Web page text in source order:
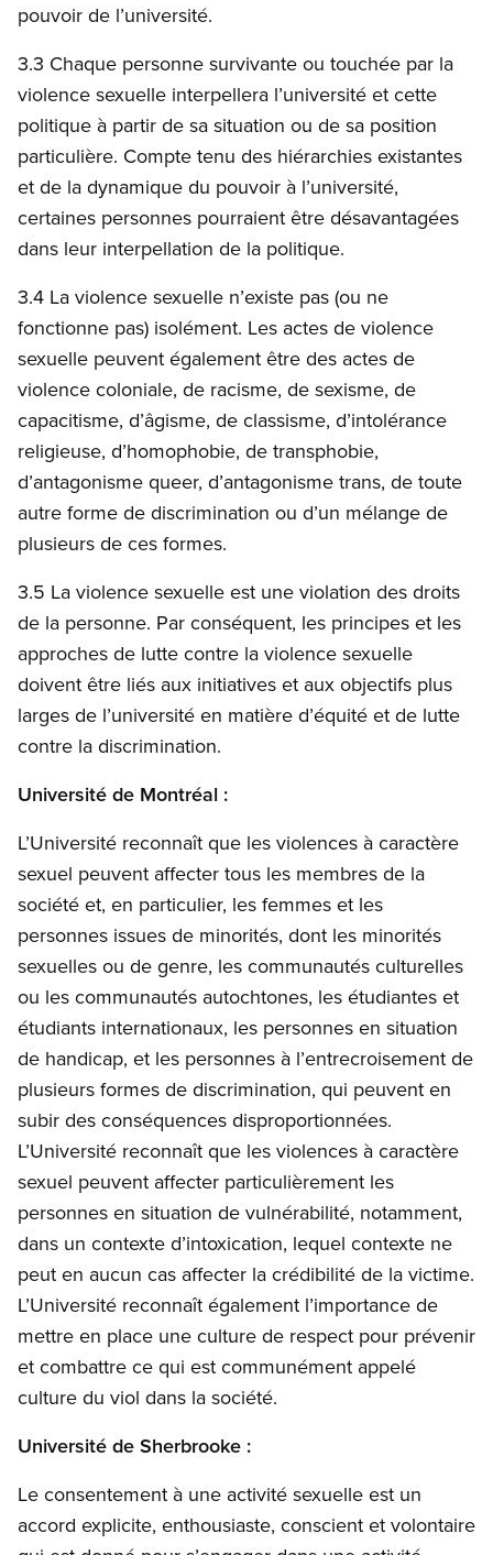
pouvoir de l’université.
3.3 Chaque personne survivante ou touchée par la
violence sexuelle interpellera l’université et cette
politique à partir de sa situation ou de sa position
particulière. Compte tenu des hiérarchies existantes
et de la dynamique du pouvoir à l’université,
certaines personnes pourraient être désavantagées
dans leur interpellation de la politique.
3.4 La violence sexuelle n’existe pas (ou ne
fonctionne pas) isolément. Les actes de violence
sexuelle peuvent également être des actes de
violence coloniale, de racisme, de sexisme, de
capacitisme, d’âgisme, de classisme, d’intolérance
religieuse, d’homophobie, de transphobie,
d’antagonisme queer, d’antagonisme trans, de toute
autre forme de discrimination ou d’un mélange de
plusieurs de ces formes.
3.5 La violence sexuelle est une violation des droits
de la personne. Par conséquent, les principes et les
approches de lutte contre la violence sexuelle
doivent être liés aux initiatives et aux objectifs plus
larges de l’université en matière d’équité et de lutte
contre la discrimination.
Université de Montréal :
L’Université reconnaît que les violences à caractère
sexuel peuvent affecter tous les membres de la
société et, en particulier, les femmes et les
personnes issues de minorités, dont les minorités
sexuelles ou de genre, les communautés culturelles
ou les communautés autochtones, les étudiantes et
étudiants internationaux, les personnes en situation
de handicap, et les personnes à l’entrecroisement de
plusieurs formes de discrimination, qui peuvent en
subir des conséquences disproportionnées.
L’Université reconnaît que les violences à caractère
sexuel peuvent affecter particulièrement les
personnes en situation de vulnérabilité, notamment,
dans un contexte d’intoxication, lequel contexte ne
peut en aucun cas affecter la crédibilité de la victime.
L’Université reconnaît également l’importance de
mettre en place une culture de respect pour prévenir
et combattre ce qui est communément appelé
culture du viol dans la société.
Université de Sherbrooke :
Le consentement à une activité sexuelle est un
accord explicite, enthousiaste, conscient et volontaire